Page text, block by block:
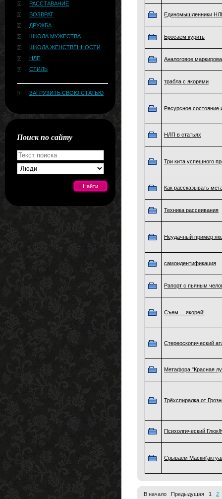
РАССТАВАНИЕ
ВОЗВРАТ
ДРУЖБА
ШКОЛА МУЖЕСТВА
ШКОЛА ЖЕНСТВЕННОСТИ
НЛП
СТИЛЬ
ЗАГРУЗИТЬ СВОЮ СТАТЬЮ
Поиск по сайту
Единомышленники
Бросаем курить
Аналоговое
трабла с якорями
Ресурсное состояние
НЛП в статьях
Три кита успешного
Как рассказывать
Техника рассеивания
Неудачный пример
самоидентификация
Рапорт с пьяным
Съем ... якорей!
Стереоскопический
Метафора "Красная
Трёхспиралка от
Психолгический
Срываем
В начало Предыдущая 1 2